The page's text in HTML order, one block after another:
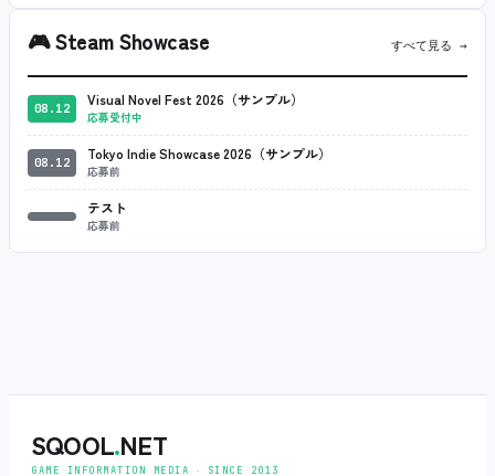
🎮Steam Showcase すべて見る →
08.12 Visual Novel Fest 2026（サンプル）
応募受付中
08.12 Tokyo Indie Showcase 2026（サンプル）
応募前
テスト
応募前
SQOOL.NET
GAME INFORMATION MEDIA ‧ SINCE 2013